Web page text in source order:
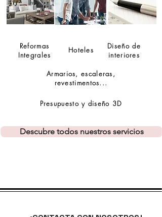
Reformas
Integrales
Diseño de
interiores
Hoteles
Armarios, escaleras,
revestimentos...
Presupuesto y diseño 3D
Descubre todos nuestros servicios